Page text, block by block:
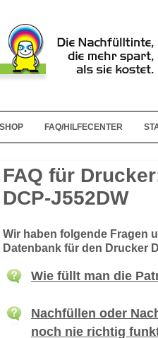
FAQ/HILFECENTER
FAQ für
DCP-J552DW
Wir haben folgende Fragen
Datenbank für den Drucker
Wie füllt man die
Nachfüllen oder
noch nie richtig